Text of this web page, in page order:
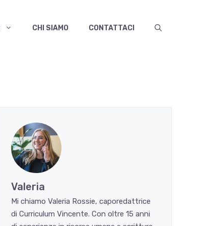
CHI SIAMO CONTATTACI
Valeria
Mi chiamo Valeria Rossie, caporedattrice
di Curriculum Vincente. Con oltre 15 anni